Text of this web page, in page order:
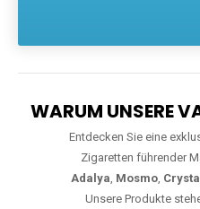
WARUM UNSERE
Entdecken Sie eine
Zigaretten führender
Adalya, Mosmo,
Unsere Produkte